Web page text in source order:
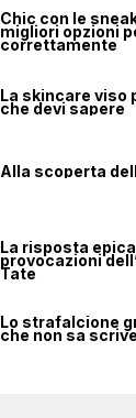
Chic con le
migliori opzioni
correttamente
La skincare viso
che devi sapere
Alla scoperta
La risposta
provocazioni
Tate
Lo strafalcione
che non sa